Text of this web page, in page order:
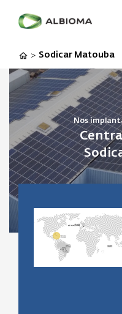
> Sodicar Matouba
Nos